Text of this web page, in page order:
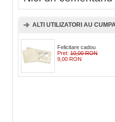
ALTI UTILIZATORI AU
Felicitare cadou
Pret: 10,00 RON
9,00 RON